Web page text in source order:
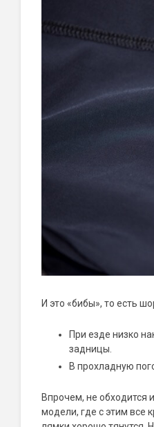
И это «бибы», то есть
При езде низко
задницы.
В прохладную
Впрочем, не обходится
модели, где с этим все